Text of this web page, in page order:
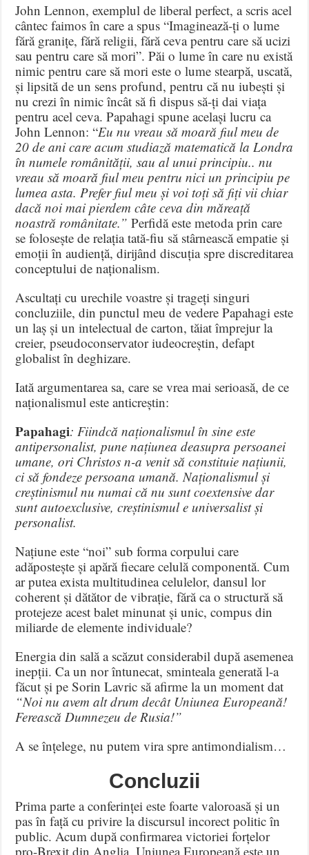
John Lennon, exemplul de liberal perfect, a scris acel
cântec faimos în care a spus “Imaginează-ți o lume
fără granițe, fără religii, fără ceva pentru care să ucizi
sau pentru care să mori”. Păi o lume în care nu există
nimic pentru care să mori este o lume stearpă, uscată,
și lipsită de un sens profund, pentru că nu iubești și
nu crezi în nimic încât să fi dispus să-ți dai viața
pentru acel ceva. Papahagi spune același lucru ca
John Lennon: “Eu nu vreau să moară fiul meu de
20 de ani care acum studiază matematică la Londra
în numele românității, sau al unui principiu.. nu
vreau să moară fiul meu pentru nici un principiu pe
lumea asta. Prefer fiul meu și voi toți să fiți vii chiar
dacă noi mai pierdem câte ceva din măreață
noastră românitate.” Perfidă este metoda prin care
se folosește de relația tată-fiu să stârnească empatie și
emoții în audiență, dirijând discuția spre discreditarea
conceptului de naționalism.
Ascultați cu urechile voastre și trageți singuri
concluziile, din punctul meu de vedere Papahagi este
un laș și un intelectual de carton, tăiat împrejur la
creier, pseudoconservator iudeocreștin, defapt
globalist în deghizare.
Iată argumentarea sa, care se vrea mai serioasă, de ce
naționalismul este anticreștin:
Papahagi: Fiindcă naționalismul în sine este
antipersonalist, pune națiunea deasupra persoanei
umane, ori Christos n-a venit să constituie națiunii,
ci să fondeze persoana umană. Naționalismul și
creștinismul nu numai că nu sunt coextensive dar
sunt autoexclusive, creștinismul e universalist și
personalist.
Națiune este “noi” sub forma corpului care
adăpostește și apără fiecare celulă componentă. Cum
ar putea exista multitudinea celulelor, dansul lor
coherent și dătător de vibrație, fără ca o structură să
protejeze acest balet minunat și unic, compus din
miliarde de elemente individuale?
Energia din sală a scăzut considerabil după asemenea
inepții. Ca un nor întunecat, sminteala generată l-a
făcut și pe Sorin Lavric să afirme la un moment dat
“Noi nu avem alt drum decât Uniunea Europeană!
Ferească Dumnezeu de Rusia!”
A se înțelege, nu putem vira spre antimondialism…
Concluzii
Prima parte a conferinței este foarte valoroasă și un
pas în față cu privire la discursul incorect politic în
public. Acum după confirmarea victoriei forțelor
pro-Brexit din Anglia, Uniunea Europeană este un